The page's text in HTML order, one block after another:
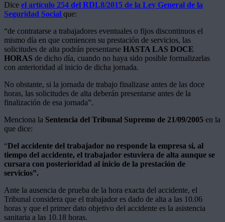
Dice el artículo 254 del RDL8/2015 de la Ley General de la
Seguridad Social que:
“de contratarse a trabajadores eventuales o fijos discontinuos el
mismo día en que comiencen su prestación de servicios, las
solicitudes de alta podrán presentarse HASTA LAS DOCE
HORAS de dicho día, cuando no haya sido posible formalizarlas
con anterioridad al inicio de dicha jornada.
No obstante, si la jornada de trabajo finalizase antes de las doce
horas, las solicitudes de alta deberán presentarse antes de la
finalización de esa jornada”.
Menciona la Sentencia del Tribunal Supremo de 21/09/2005 en la
que dice:
“Del accidente del trabajador no responde la empresa si, al
tiempo del accidente, el trabajador estuviera de alta aunque se
cursara con posterioridad al inicio de la prestación de
servicios”.
Ante la ausencia de prueba de la hora exacta del accidente, el
Tribunal considera que el trabajador es dado de alta a las 10.06
horas y que el primer dato objetivo del accidente es la asistencia
sanitaria a las 10.18 horas.